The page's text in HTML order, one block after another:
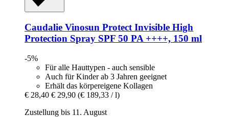
Caudalie Vinosun Protect Invisible High
Protection Spray SPF 50 PA ++++, 150 ml
-5%
Für alle Hauttypen - auch sensible
Auch für Kinder ab 3 Jahren geeignet
Erhält das körpereigene Kollagen
€ 28,40 € 29,90 (€ 189,33 / l)
Zustellung bis 11. August